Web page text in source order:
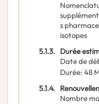
s
isotopes
5.1.3. Durée
Date de
Durée: 48
5.1.4.
Nombre